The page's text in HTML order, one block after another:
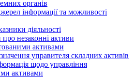
органів
інформації та можливості
діяльності
незаконні активи
активами
управителя складних активів
щодо управління
активами